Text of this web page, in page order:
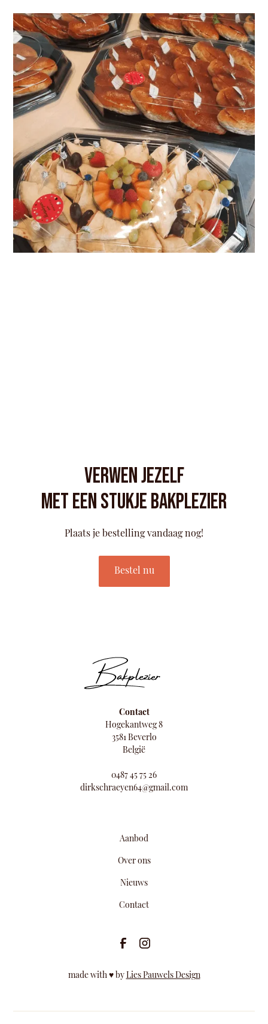
Verwen jezelf
Met een stukje bakplezier
Plaats je bestelling vandaag nog!
Bestel nu
Contact
Hogekantweg 8
3581 Beverlo
België
0487 45 75 26
dirkschraeyen64@gmail.com
Aanbod
Over ons
Nieuws
Contact
made with ♥ by Lies Pauwels Design